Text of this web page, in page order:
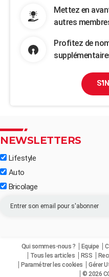
Mettez en
autres
Profitez de
NEWSLETTERS
Lifestyle
Auto
Bricolage
Qui sommes-nous ? Equipe
Tous les articles
RSS
Paramétrer les cookies
Gérer
© 2026